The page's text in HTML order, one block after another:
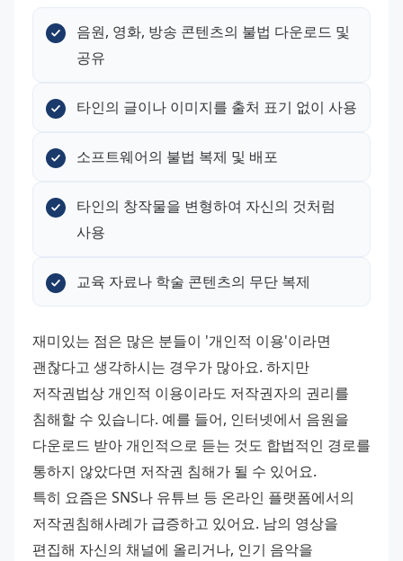
음원, 영화, 방송 콘텐츠의 불법 다운로드 및
공유
타인의 글이나 이미지를 출처 표기 없이 사용
소프트웨어의 불법 복제 및 배포
타인의 창작물을 변형하여 자신의 것처럼
사용
교육 자료나 학술 콘텐츠의 무단 복제
재미있는 점은 많은 분들이 '개인적 이용'이라면
괜찮다고 생각하시는 경우가 많아요. 하지만
저작권법상 개인적 이용이라도 저작권자의 권리를
침해할 수 있습니다. 예를 들어, 인터넷에서 음원을
다운로드 받아 개인적으로 듣는 것도 합법적인 경로를
통하지 않았다면 저작권 침해가 될 수 있어요.
특히 요즘은 SNS나 유튜브 등 온라인 플랫폼에서의
저작권침해사례가 급증하고 있어요. 남의 영상을
편집해 자신의 채널에 올리거나, 인기 음악을